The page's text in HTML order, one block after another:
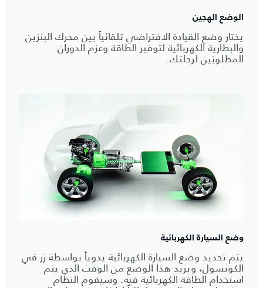
الوضع الهجين
يختار وضع القيادة الافتراضي تلقائياً بين محرك البنزين
والبطارية الكهربائية لتوفير الطاقة وعزم الدوران
المطلوبَين لرحلتك.
وضع السيارة الكهربائية
يتم تحديد وضع السيارة الكهربائية يدوياً بواسطة زر في
الكونسول، ويزيد هذا الوضع من الوقت الذي يتم
استخدام الطاقة الكهربائية فيه. وسيقوم النظام